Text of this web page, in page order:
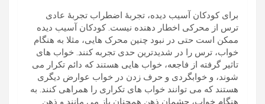
برای کودکان آسیب دیده، تجربۀ اضطراب تجربۀ عادی
ترس از محرکی اخطار دهنده نیست. کودکان آسیب دیده
ممکن است حتی در نبود چنین محرک هایی، مثلا به هنگام
خواب، ترس را در شدیدترین حدی تجربه کنند. خواب های
تاثیر گرفته از فاجعه، خواب هایی هستند که دائم تکرار می
شوند، و خوابگردی و حرف زدن در خواب عوارض دیگری
هستند که می توانند خواب های تکراری را همراهی کنند. به
هنگام خواب، چشمان ذهن همچنان باز می مانند و ذهن